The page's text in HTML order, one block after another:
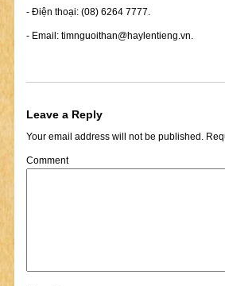
- Điện thoại: (08) 6264 7777.
- Email: timnguoithan@haylentieng.vn.
Leave a Reply
Your email address will not be published.
Comment